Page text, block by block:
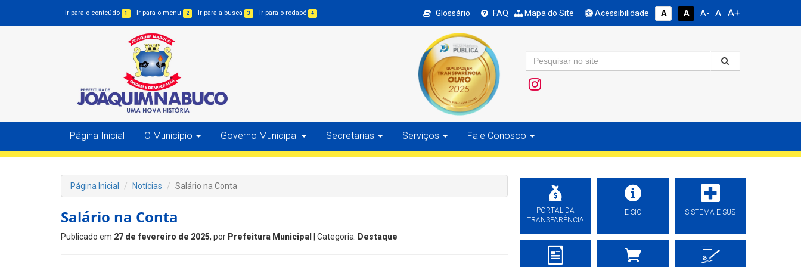
Ir para o conteúdo 1 Ir para o menu 2 Ir para a busca 3 Ir para o rodapé 4 Glossário FAQ Mapa do Site Acessibilidade A A A- A A+
Página Inicial O Município Governo Municipal Secretarias Serviços Fale Conosco
Página Inicial Notícias Salário na Conta
Salário na Conta
Publicado em 27 de fevereiro de 2025, por Prefeitura Municipal | Categoria: Destaque
PORTAL DA
TRANSPARÊNCIA
E-SIC SISTEMA E-SUS